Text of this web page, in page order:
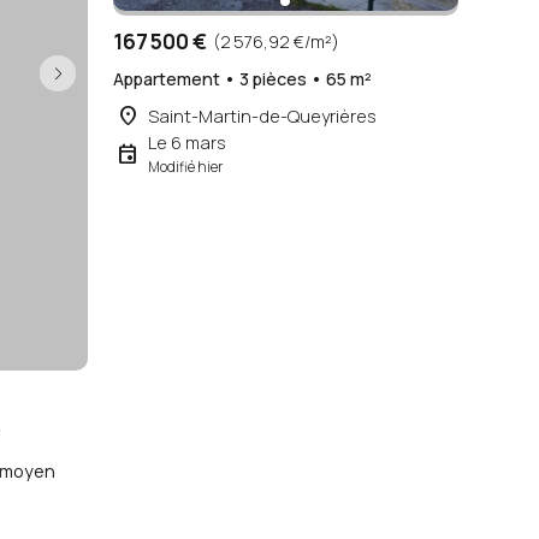
167 500 € (2 576,92 €/m²)
Appartement • 3 pièces • 65 m²
place Saint-Martin-de-Queyrières
event Le 6 mars
Modifié hier